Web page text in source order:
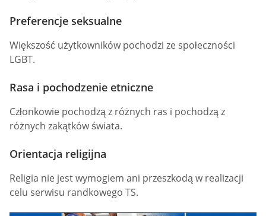
Preferencje seksualne
Większość użytkowników pochodzi ze społeczności
LGBT.
Rasa i pochodzenie etniczne
Członkowie pochodzą z różnych ras i pochodzą z
różnych zakątków świata.
Orientacja religijna
Religia nie jest wymogiem ani przeszkodą w realizacji
celu serwisu randkowego TS.